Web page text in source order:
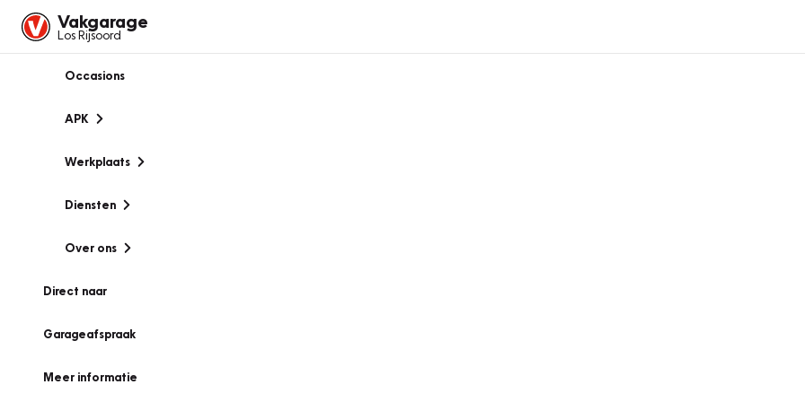
Vakgarage
Los Rijsoord
Occasions
APK
Werkplaats
Diensten
Over ons
Direct naar
Garageafspraak
Meer informatie